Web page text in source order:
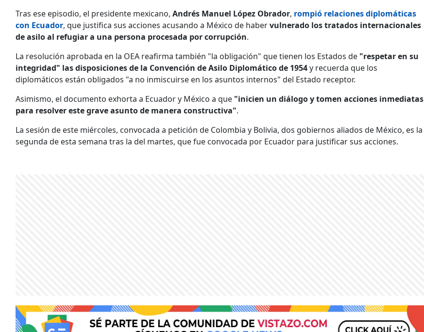
Tras ese episodio, el presidente mexicano, Andrés Manuel López Obrador, rompió relaciones diplomáticas
con Ecuador, que justifica sus acciones acusando a México de habervulnerado los tratados internacionales
de asilo al refugiar a una persona procesada por corrupción.
La resolución aprobada en la OEA reafirma también "la obligación" que tienen los Estados de "respetar en su
integridad" las disposiciones de la Convención de Asilo Diplomático de 1954y recuerda que los
diplomáticos están obligados "a no inmiscuirse en los asuntos internos" del Estado receptor.
Asimismo, el documento exhorta a Ecuador y México a que "inicien un diálogo y tomen acciones inmediatas
para resolver este grave asunto de manera constructiva".
La sesión de este miércoles, convocada a petición de Colombia y Bolivia, dos gobiernos aliados de México, es la
segunda de esta semana tras la del martes, que fue convocada por Ecuador para justificar sus acciones.